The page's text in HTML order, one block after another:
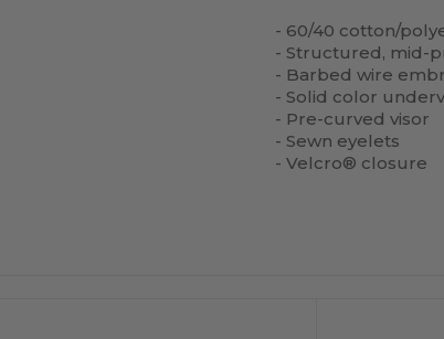
- 60/40 cotton/
- Structured, mid-
- Barbed wire
- Solid color
- Pre-curved visor
- Sewn eyelets
- Velcro® closure